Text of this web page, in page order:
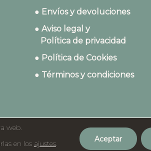
● Envíos y devoluciones
● Aviso legal y
Política de privacidad
● Política de Cookies
● Términos y condiciones
©2023 Dydados
web.
en los ajustes. Aceptar